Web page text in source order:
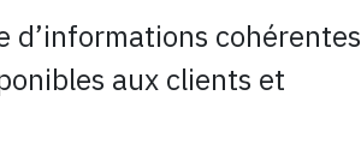
d’informations cohérentes
aux clients et